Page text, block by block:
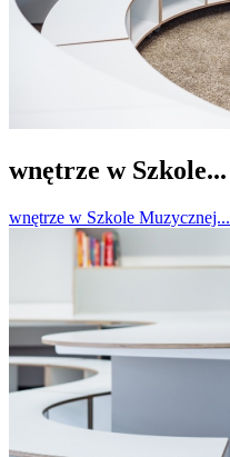
wnętrze w Szkole...
wnętrze w Szkole Muzycznej...